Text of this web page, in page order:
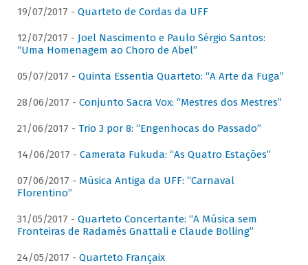
19/07/2017 - Quarteto de Cordas da UFF
12/07/2017 - Joel Nascimento e Paulo Sérgio Santos:
“Uma Homenagem ao Choro de Abel”
05/07/2017 - Quinta Essentia Quarteto: “A Arte da Fuga”
28/06/2017 - Conjunto Sacra Vox: “Mestres dos Mestres”
21/06/2017 - Trio 3 por 8: “Engenhocas do Passado”
14/06/2017 - Camerata Fukuda: “As Quatro Estações”
07/06/2017 - Música Antiga da UFF: “Carnaval
Florentino”
31/05/2017 - Quarteto Concertante: “A Música sem
Fronteiras de Radamés Gnattali e Claude Bolling”
24/05/2017 - Quarteto Françaix